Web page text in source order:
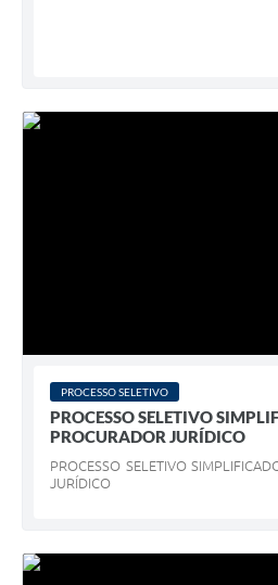
PROCESSO SELETIVO
PROCESSO SELETIVO
PROCURADOR JURÍDICO
PROCESSO SELETIVO
JURÍDICO